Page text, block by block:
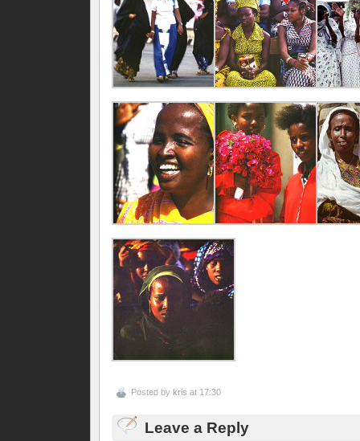
Posted by kris at 17:30
Leave a Reply